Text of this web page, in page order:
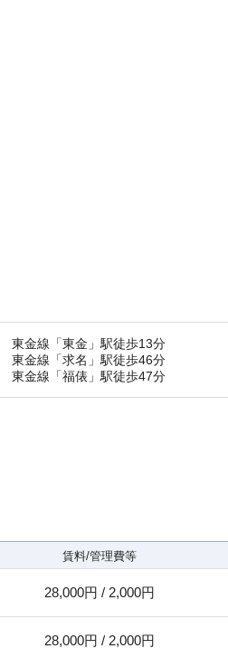
東金線「東金」駅徒歩13分
東金線「求名」駅徒歩46分
東金線「福俵」駅徒歩47分
賃料/管理費等
28,000円 / 2,000円
28,000円 / 2,000円